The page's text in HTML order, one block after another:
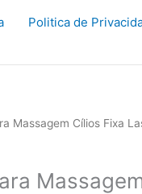
Politica de
Massagem Cílios Fixa